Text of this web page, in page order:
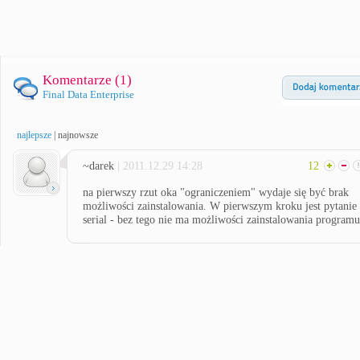
Komentarze (1)
Final Data Enterprise
najlepsze najnowsze
~darek | 2011.12.29 14:28 12
na pierwszy rzut oka "ograniczeniem" wydaje się być brak
możliwości zainstalowania. W pierwszym kroku jest pytanie
serial - bez tego nie ma możliwości zainstalowania